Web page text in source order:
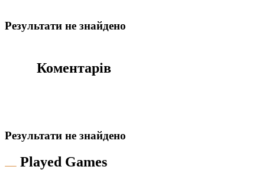
Результати не знайдено
Коментарів
Результати не знайдено
Played Games